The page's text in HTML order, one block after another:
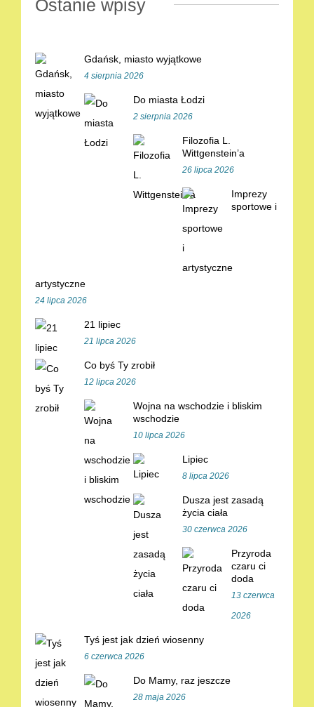
Ostanie wpisy
Gdańsk, miasto wyjątkowe
4 sierpnia 2026
Do miasta Łodzi
2 sierpnia 2026
Filozofia L.
Wittgenstein’a
26 lipca 2026
Imprezy
sportowe i
artystyczne
24 lipca 2026
21 lipiec
21 lipca 2026
Co byś Ty zrobił
12 lipca 2026
Wojna na wschodzie i bliskim
wschodzie
10 lipca 2026
Lipiec
8 lipca 2026
Dusza jest zasadą
życia ciała
30 czerwca 2026
Przyroda
czaru ci
doda
13 czerwca
2026
Tyś jest jak dzień wiosenny
6 czerwca 2026
Do Mamy, raz jeszcze
28 maja 2026